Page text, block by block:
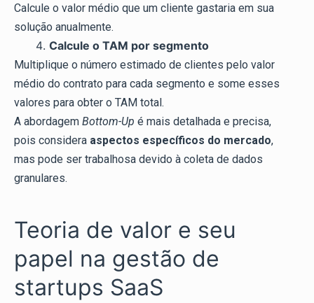
Calcule o valor médio que um cliente gastaria em sua
solução anualmente.
Calcule o TAM por segmento
Multiplique o número estimado de clientes pelo valor
médio do contrato para cada segmento e some esses
valores para obter o TAM total.
A abordagem Bottom-Up é mais detalhada e precisa,
pois considera aspectos específicos do mercado,
mas pode ser trabalhosa devido à coleta de dados
granulares.
Teoria de valor e seu
papel na gestão de
startups SaaS